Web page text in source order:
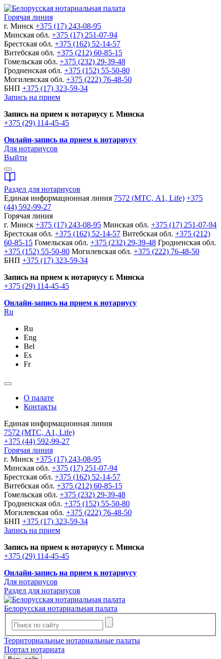
Горячая линия
г. Минск +375 (17) 243-08-95
Минская обл. +375 (17) 251-07-94
Брестская обл. +375 (162) 52-14-57
Витебская обл. +375 (212) 60-85-15
Гомельская обл. +375 (232) 29-39-48
Гродненская обл. +375 (152) 55-50-80
Могилевская обл. +375 (222) 76-48-50
БНП +375 (17) 323-59-34
Запись на прием
Запись на прием к нотариусу г. Минска
+375 (29) 114-45-45
Онлайн-запись на прием к нотариусу
Для нотариусов
Выйти
Раздел для нотариусов
Единая информационная линия 7572 (МТС, A1, Life) +375
(44) 592-99-27
Горячая линия
г. Минск +375 (17) 243-08-95 Минская обл. +375 (17) 251-07-94
Брестская обл. +375 (162) 52-14-57 Витебская обл. +375 (212)
60-85-15 Гомельская обл. +375 (232) 29-39-48 Гродненская обл.
+375 (152) 55-50-80 Могилевская обл. +375 (222) 76-48-50
БНП +375 (17) 323-59-34
Запись на прием к нотариусу г. Минска
+375 (29) 114-45-45
Онлайн-запись на прием к нотариусу
Ru
Ru
Eng
Bel
Es
Fr
О палате
Контакты
Единая информационная линия
7572 (МТС, A1, Life)
+375 (44) 592-99-27
Горячая линия
г. Минск +375 (17) 243-08-95
Минская обл. +375 (17) 251-07-94
Брестская обл. +375 (162) 52-14-57
Витебская обл. +375 (212) 60-85-15
Гомельская обл. +375 (232) 29-39-48
Гродненская обл. +375 (152) 55-50-80
Могилевская обл. +375 (222) 76-48-50
БНП +375 (17) 323-59-34
Запись на прием
Запись на прием к нотариусу г. Минска
+375 (29) 114-45-45
Онлайн-запись на прием к нотариусу
Для нотариусов
Раздел для нотариусов
Белорусская нотариальная палата
Территориальные нотариальные палаты
Портал нотариата